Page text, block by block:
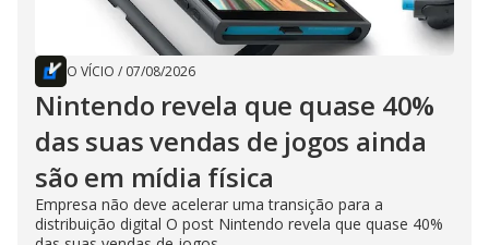
O VÍCIO / 07/08/2026
Nintendo revela que quase 40%
das suas vendas de jogos ainda
são em mídia física
Empresa não deve acelerar uma transição para a
distribuição digital O post Nintendo revela que quase 40%